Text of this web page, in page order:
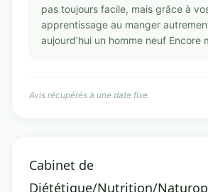
pas toujours facile, mais grâce à
apprentissage au manger
aujourd’hui un homme neuf Encore
Avis récupérés à une date fixe.
Cabinet de
Diététique/Nutrition/